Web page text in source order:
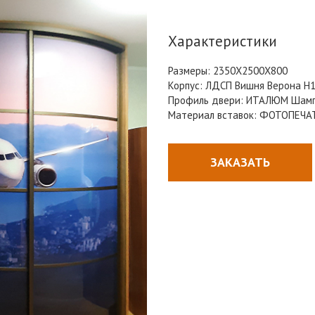
Характеристики
Размеры: 2350Х2500Х800
Корпус: ЛДСП Вишня Верона
Профиль двери: ИТАЛЮМ
Материал вставок:
ЗАКАЗАТЬ